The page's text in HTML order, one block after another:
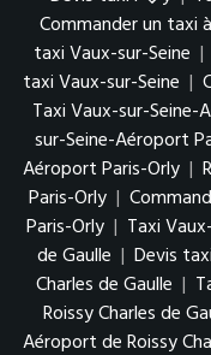
Commander un taxi
taxi Vaux-sur-Seine |
taxi Vaux-sur-Seine |
Taxi Vaux-sur-Seine-
sur-Seine-Aéroport
Aéroport Paris-Orly |
Paris-Orly |
Paris-Orly | Taxi
de Gaulle | Devis
Charles de Gaulle |
Roissy Charles de
Aéroport de Roissy